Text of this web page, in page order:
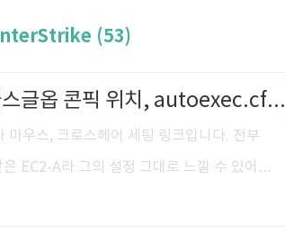
(53)
[CS:GO] 포레스트 콘픽: f0rest.cfg, 카스글옵 콘픽 위치, autoexec.cfg 적용방법
우스, 크로스헤어 세팅 링크입니다. 전부
EC2-A라 그의 설정 그대로 느낄 수 있어
ROG Swift PG248Q / XTRFY XG1-